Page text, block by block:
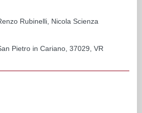
Rubinelli, Nicola Scienza
Pietro in Cariano, 37029, VR